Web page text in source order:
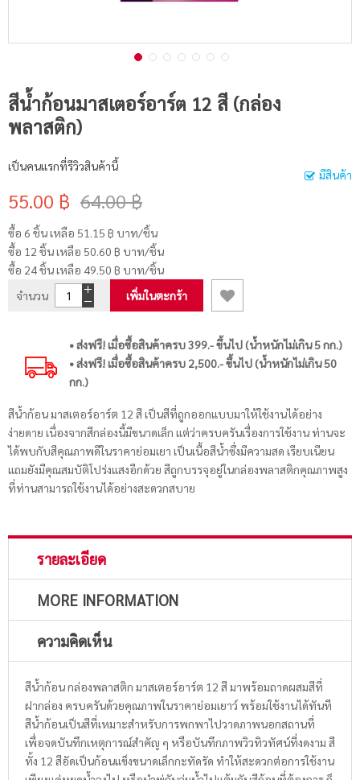
สีน้ำก้อนมาสเตอร์อาร์ต 12 สี (กล่อง
พลาสติก)
มีสินค้า
เป็นคนแรกที่รีวิวสินค้านี้
55.00 ฿ 64.00 ฿
ซื้อ 6 ชิ้น เหลือ 51.15 ฿ บาท/ชิ้น
ซื้อ 12 ชิ้น เหลือ 50.60 ฿ บาท/ชิ้น
ซื้อ 24 ชิ้น เหลือ 49.50 ฿ บาท/ชิ้น
จำนวน
เพิ่มในตะกร้า
• ส่งฟรี! เมื่อซื้อสินค้าครบ 399.- ขึ้นไป (น้ำหนักไม่เกิน 5 กก.)
• ส่งฟรี! เมื่อซื้อสินค้าครบ 2,500.- ขึ้นไป (น้ำหนักไม่เกิน 50
กก.)
สีน้ำก้อน มาสเตอร์อาร์ต 12 สี เป็นสีที่ถูกออกแบบมาให้ใช้งานได้อย่าง
ง่ายดาย เนื่องจากสีกล่องนี้มีขนาดเล็ก แต่ว่าครบครันเรื่องการใช้งาน ท่านจะ
ได้พบกับสีคุณภาพดีในราคาย่อมเยา เป็นเนื้อสีน้ำซึ่งมีความสด เรียบเนียน
แถมยังมีคุณสมบัติโปร่งแสงอีกด้วย สีถูกบรรจุอยู่ในกล่องพลาสติกคุณภาพสูง
ที่ท่านสามารถใช้งานได้อย่างสะดวกสบาย
รายละเอียด
MORE INFORMATION
ความคิดเห็น
สีน้ำก้อน กล่องพลาสติก มาสเตอร์อาร์ต 12 สี มาพร้อมถาดผสมสีที่
ฝากล่อง ครบครันด้วยคุณภาพในราคาย่อมเยาว์ พร้อมใช้งานได้ทันที
สีน้ำก้อนเป็นสีที่เหมาะสำหรับการพกพาไปวาดภาพนอกสถานที่
เพื่อจดบันทึกเหตุการณ์สำคัญ ๆ หรือบันทึกภาพวิวทิวทัศน์ที่งดงาม สี
ทั้ง 12 สีอัดเป็นก้อนแข็งขนาดเล็กกะทัดรัด ทำให้สะดวกต่อการใช้งาน